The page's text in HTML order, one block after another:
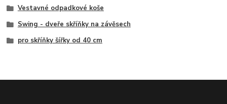
Vestavné odpadkové koše
Swing - dveře skříňky na závěsech
pro skříňky šířky od 40 cm